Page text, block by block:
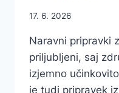
17. 6. 2026
Naravni pripravki
priljubljeni, saj
izjemno
je tudi pripravek